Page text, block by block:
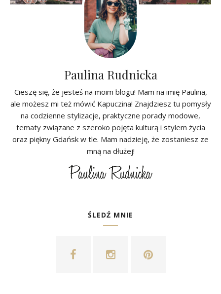
Paulina Rudnicka
Cieszę się, że jesteś na moim blogu! Mam na imię Paulina,
ale możesz mi też mówić Kapuczina! Znajdziesz tu pomysły
na codzienne stylizacje, praktyczne porady modowe,
tematy związane z szeroko pojęta kulturą i stylem życia
oraz piękny Gdańsk w tle. Mam nadzieję, że zostaniesz ze
mną na dłużej!
ŚLEDŹ MNIE